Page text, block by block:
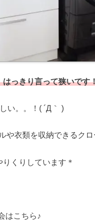
っきり言って狭いです
い。。！( ´Д｀ )
や衣類を収納できるク
くりしています＊
はこちら♪